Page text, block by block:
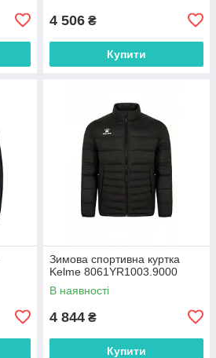
4 506 ₴
Купити
Зимова спортивна куртка
Kelme 8061YR1003.9000
В наявності
4 844 ₴
Купити